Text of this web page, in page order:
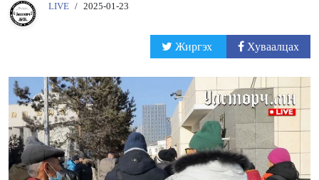
LIVE / 2025-01-23
Жиргэх Хуваалцах